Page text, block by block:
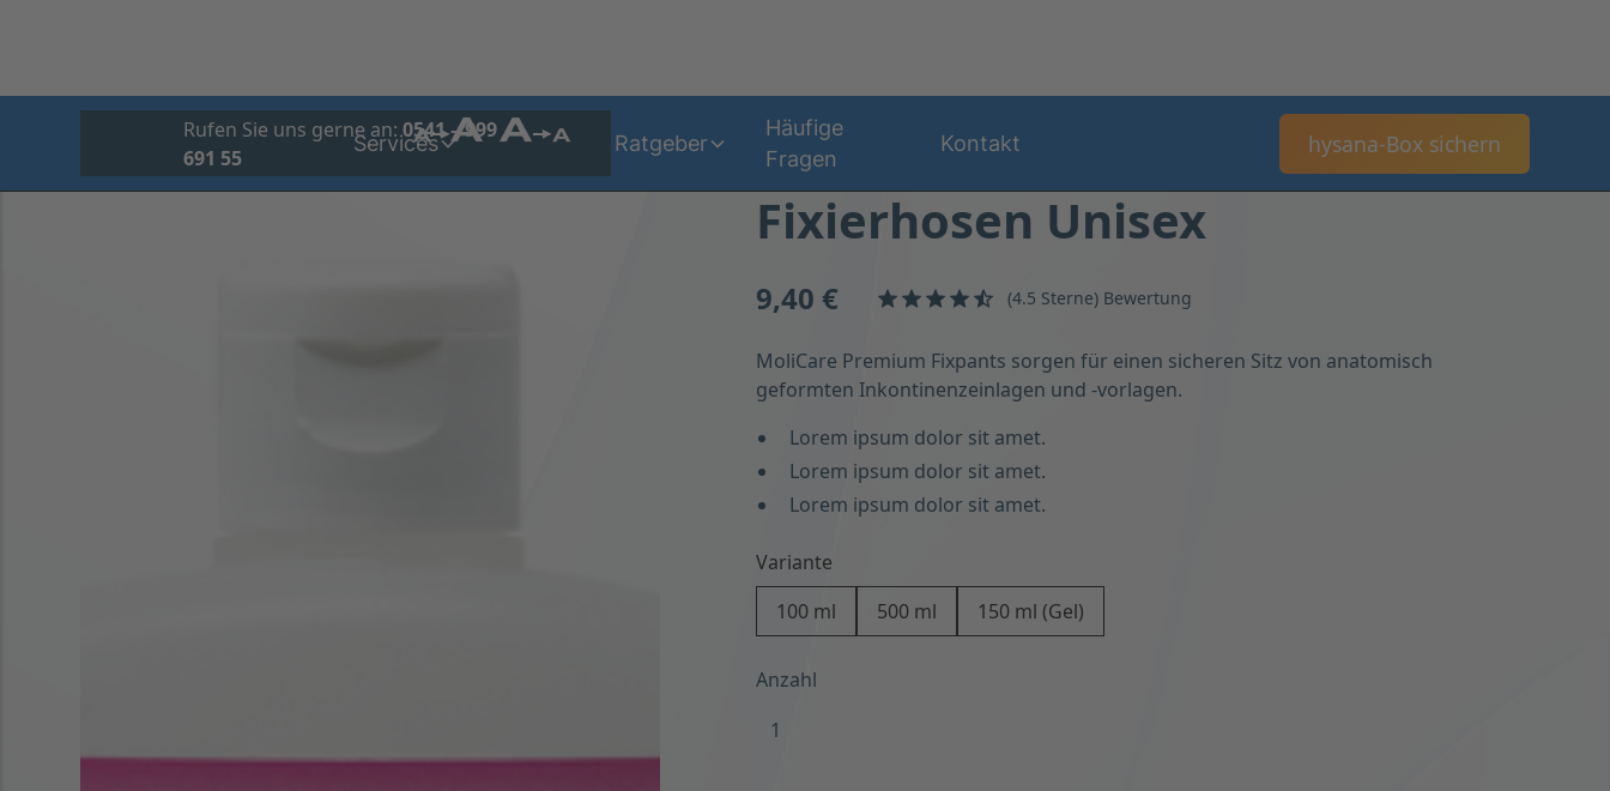
Rufen Sie uns gerne an:0541 – 999
691 55
Services
Über
Ratgeber
Häufige
Fragen
Kontakt hysana-Box sichern
Fixierhosen Unisex
9,40 € (4.5 Sterne) Bewertung
MoliCare Premium Fixpants sorgen für einen sicheren Sitz von anatomisch
geformten Inkontinenzeinlagen und -vorlagen.
Lorem ipsum dolor sit amet.
Lorem ipsum dolor sit amet.
Lorem ipsum dolor sit amet.
Variante
100 ml
500 ml 150 ml (Gel)
Anzahl